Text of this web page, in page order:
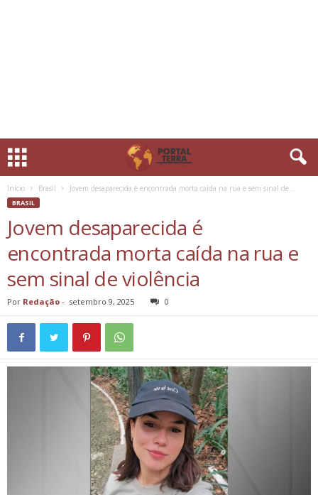
Início Brasil Jovem desaparecida é encontrada morta caída na rua e sem sinal de...
BRASIL
Jovem desaparecida é
encontrada morta caída na rua e
sem sinal de violência
Por Redação - setembro 9, 2025 0